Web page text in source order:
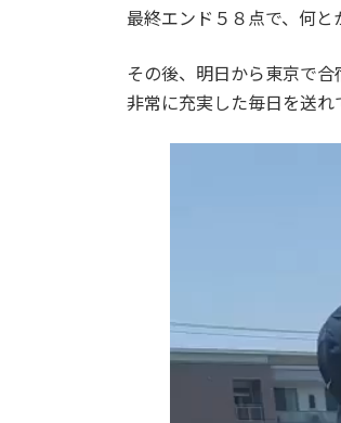
最終エンド５８点で、何と
その後、明日から東京で合
非常に充実した毎日を送れ